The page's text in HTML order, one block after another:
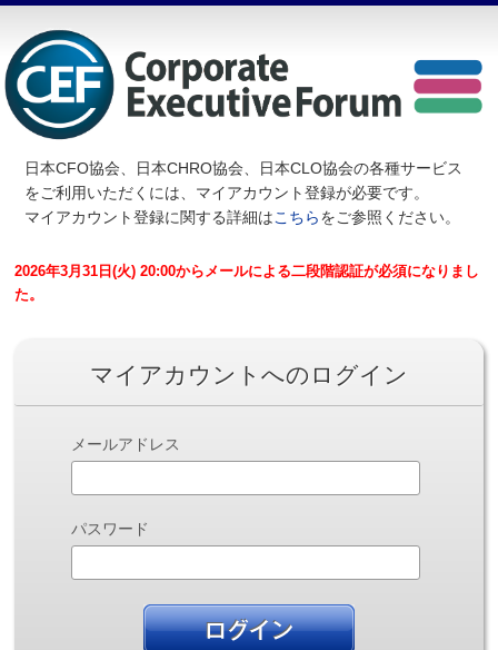
日本CFO協会、日本CHRO協会、日本CLO協会の各種サービス
をご利用いただくには、マイアカウント登録が必要です。
マイアカウント登録に関する詳細はこちらをご参照ください。
2026年3月31日(火) 20:00からメールによる二段階認証が必須になりまし
た。
マイアカウントへのログイン
メールアドレス
パスワード